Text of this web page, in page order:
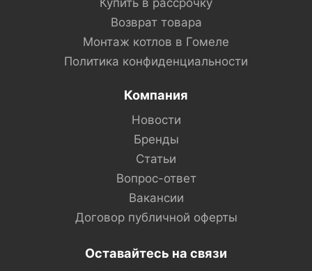
Купить в рассрочку
Возврат товара
Монтаж котлов в Гомеле
Политика конфиденциальности
Компания
Новости
Бренды
Статьи
Вопрос-ответ
Вакансии
Договор публичной оферты
Оставайтесь на связи